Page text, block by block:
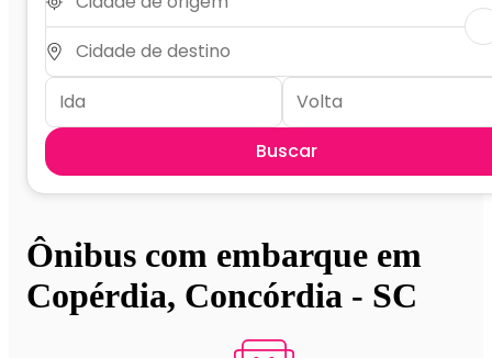
Buscar
Ônibus com embarque em
Copérdia, Concórdia - SC